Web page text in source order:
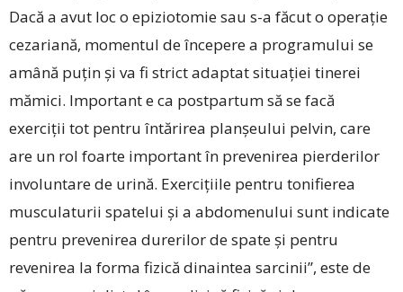
Dacă a avut loc o epiziotomie sau s-a făcut o operație
cezariană, momentul de începere a programului se
amână puțin și va fi strict adaptat situației tinerei
mămici. Important e ca postpartum să se facă
exerciții tot pentru întărirea planșeului pelvin, care
are un rol foarte important în prevenirea pierderilor
involuntare de urină. Exercițiile pentru tonifierea
musculaturii spatelui și a abdomenului sunt indicate
pentru prevenirea durerilor de spate și pentru
revenirea la forma fizică dinaintea sarcinii”, este de